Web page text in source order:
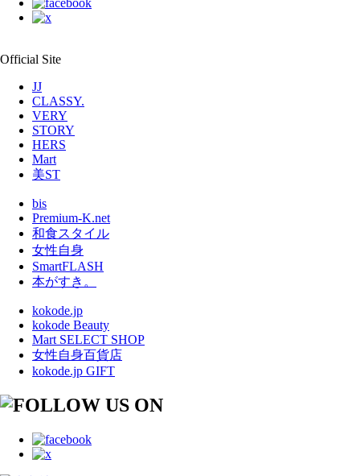
Official Site
JJ
CLASSY.
VERY
STORY
HERS
Mart
美ST
bis
Premium-K.net
和食スタイル
女性自身
SmartFLASH
本がすき。
kokode.jp
kokode Beauty
Mart SELECT SHOP
女性自身百貨店
kokode.jp GIFT